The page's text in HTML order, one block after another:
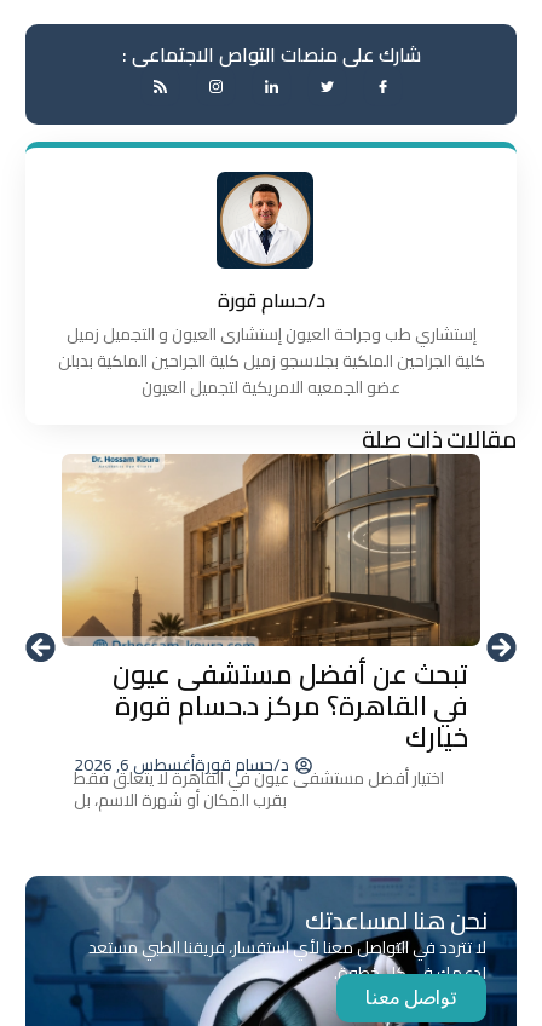
شارك على منصات التواص الاجتماعى :
د/حسام قورة
إستشاري طب وجراحة العيون إستشارى العيون و التجميل زميل
كلية الجراحين الملكية بجلاسجو زميل كلية الجراحين الملكية بدبلن
عضو الجمعيه الامريكية لتجميل العيون
مقالات ذات صلة
تبحث عن أفضل مستشفى عيون
في القاهرة؟ مركز د.حسام قورة
خيارك
د/حسام قورةأغسطس 6, 2026
اختيار أفضل مستشفى عيون في القاهرة لا يتعلق فقط
بقرب المكان أو شهرة الاسم، بل
نحن هنا لمساعدتك
لا تتردد في التواصل معنا لأي استفسار، فريقنا الطبي مستعد
لدعمك في كل خطوة.
تواصل معنا